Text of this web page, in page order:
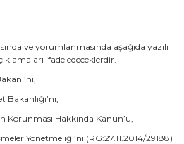
ve yorumlanmasında aşağıda yazılı
ifade edeceklerdir.
Korunması Hakkında Kanun’u,
Yönetmeliği’ni (RG:27.11.2014/29188)